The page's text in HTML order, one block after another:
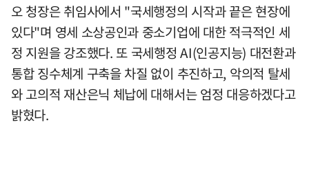
오 청장은 취임사에서 "국세행정의 시작과 끝은 현장에
있다"며 영세 소상공인과 중소기업에 대한 적극적인 세
정 지원을 강조했다. 또 국세행정 AI(인공지능) 대전환과
통합 징수체계 구축을 차질 없이 추진하고, 악의적 탈세
와 고의적 재산은닉 체납에 대해서는 엄정 대응하겠다고
밝혔다.